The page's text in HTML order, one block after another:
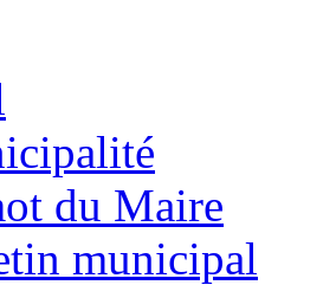
du Maire
municipal